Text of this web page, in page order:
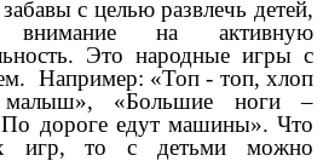
с целью развлечь детей,
внимание на активную
Это народные игры с
Например: «Топ - топ, хлоп
«Большие ноги –
дороге едут машины». Что
игр, то с детьми можно